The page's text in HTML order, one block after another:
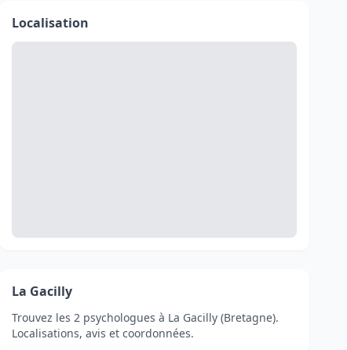
Localisation
La Gacilly
Trouvez les 2 psychologues à La Gacilly (Bretagne).
Localisations, avis et coordonnées.